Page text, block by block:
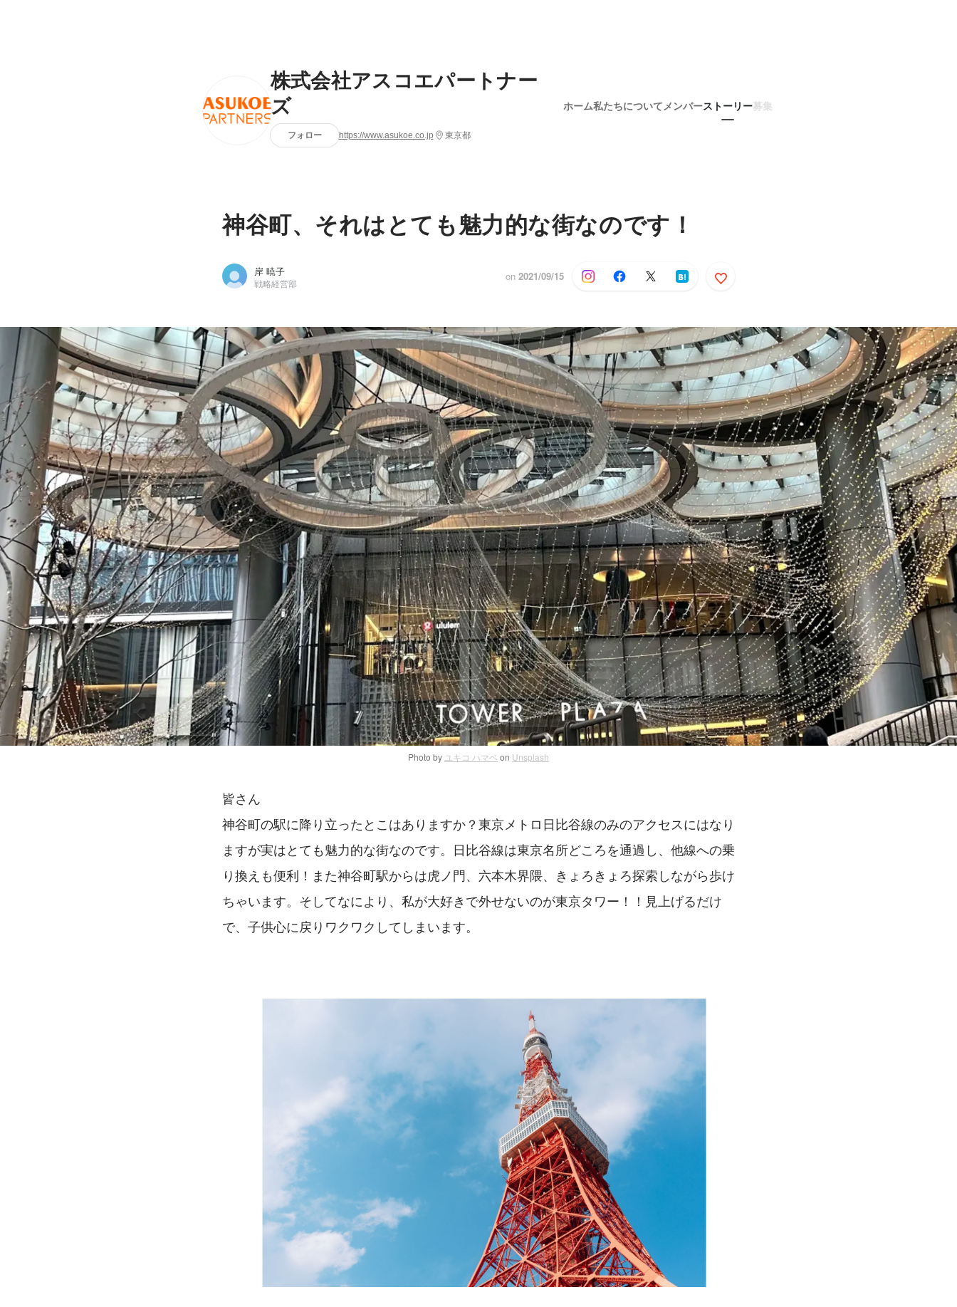
株式会社アスコエパートナー
ズ
フォロー https://www.asukoe.co.jp 東京都
ホーム私たちについて メンバーストーリー募集
神谷町、それはとても魅力的な街なのです！
岸 暁子
戦略経営部
on 2021/09/15
Photo by ユキコ ハマベ on Unsplash
皆さん
神谷町の駅に降り立ったとこはありますか？東京メトロ日比谷線のみのアクセスにはなり
ますが実はとても魅力的な街なのです。日比谷線は東京名所どころを通過し、他線への乗
り換えも便利！また神谷町駅からは虎ノ門、六本木界隈、きょろきょろ探索しながら歩け
ちゃいます。そしてなにより、私が大好きで外せないのが東京タワー！！見上げるだけ
で、子供心に戻りワクワクしてしまいます。
岸 暁子
株式会社アスコエパートナーズ / 戦略経営部